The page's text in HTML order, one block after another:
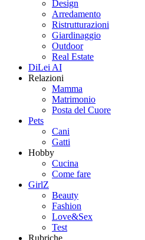
Design
Arredamento
Ristrutturazioni
Giardinaggio
Outdoor
Real Estate
DiLei AI
Relazioni
Mamma
Matrimonio
Posta del Cuore
Pets
Cani
Gatti
Hobby
Cucina
Come fare
GirlZ
Beauty
Fashion
Love&Sex
Test
Rubriche